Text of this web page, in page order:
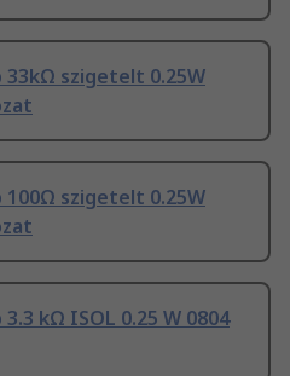
33kΩ szigetelt 0.25W
100Ω szigetelt 0.25W
kΩ ISOL 0.25 W 0804